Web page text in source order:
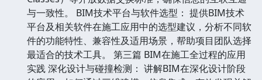
与一致性。 BIM技术平台与软件选型： 提供BIM技术
平台及相关软件在施工应用中的选型建议，分析不同软
件的功能特性、兼容性及适用场景，帮助项目团队选择
最适合的技术工具。 第三篇 BIM在施工全过程的应用
实践 深化设计与碰撞检测： 讲解BIM在深化设计阶段